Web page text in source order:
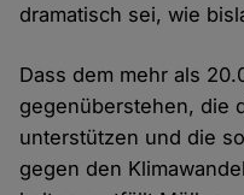
dramatisch sei, wie
Dass dem mehr als
gegenüberstehen, die
unterstützen und die
gegen den